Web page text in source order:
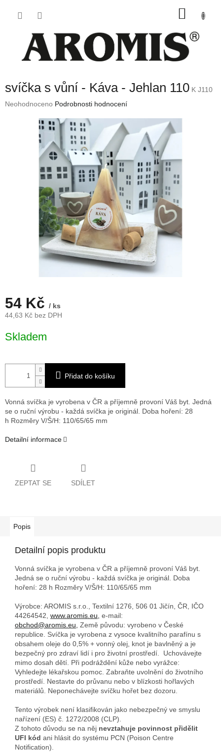
svíčka s vůní - Káva - Jehlan 110 K J110
Průměrné
Neohodnoceno Podrobnosti hodnocení
54 Kč / ks
44,63 Kč bez DPH
cena:
Skladem
Přidat do košíku
Vonná svíčka je vyrobena v ČR a příjemně provoní Váš byt. Jedná
se o ruční výrobu - každá svíčka je originál. Doba hoření: 28
h Rozměry V/Š/H: 110/65/65 mm
Detailní informace
ZEPTAT SE SDÍLET
Popis
Detailní popis produktu
Vonná svíčka je vyrobena v ČR a příjemně provoní Váš byt.
Jedná se o ruční výrobu - každá svíčka je originál. Doba
hoření: 28 h Rozměry V/Š/H: 110/65/65 mm
Výrobce: AROMIS s.r.o., Textilní 1276, 506 01 Jičín, ČR, IČO
44264542, www.aromis.eu, e-mail:
obchod@aromis.eu, Země původu: vyrobeno v České
republice. Svíčka je vyrobena z vysoce kvalitního parafínu s
obsahem oleje do 0,5% + vonný olej, knot je bavlněný a je
bezpečný pro zdraví lidí i pro životní prostředí. Uchovávejte
mimo dosah dětí. Při podráždění kůže nebo vyrážce:
Vyhledejte lékařskou pomoc. Zabraňte uvolnění do životního
prostředí. Nestavte do průvanu nebo v blízkosti hořlavých
materiálů. Neponechávejte svíčku hořet bez dozoru.
Tento výrobek není klasifikován jako nebezpečný ve smyslu
nařízení (ES) č. 1272/2008 (CLP).
Z tohoto důvodu se na něj nevztahuje povinnost přidělit
UFI kód ani hlásit do systému PCN (Poison Centre
Notification).